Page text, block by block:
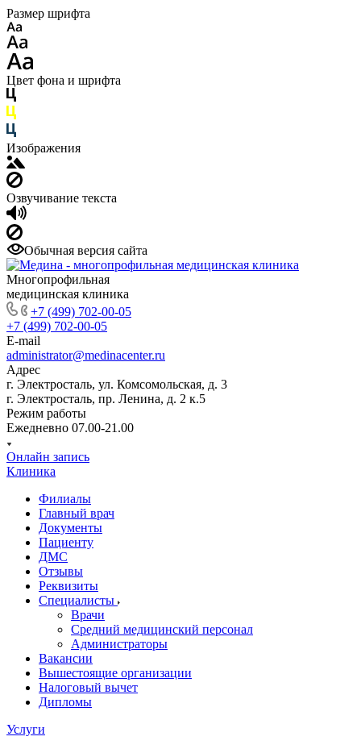
Размер шрифта
Цвет фона и шрифта
Изображения
Озвучивание текста
Обычная версия сайта
Многопрофильная
медицинская клиника
+7 (499) 702-00-05
+7 (499) 702-00-05
E-mail
administrator@medinacenter.ru
Адрес
г. Электросталь, ул. Комсомольская, д. 3
г. Электросталь, пр. Ленина, д. 2 к.5
Режим работы
Ежедневно 07.00-21.00
Онлайн запись
Клиника
Филиалы
Главный врач
Документы
Пациенту
ДМС
Отзывы
Реквизиты
Специалисты
Врачи
Средний медицинский персонал
Администраторы
Вакансии
Вышестоящие организации
Налоговый вычет
Дипломы
Услуги